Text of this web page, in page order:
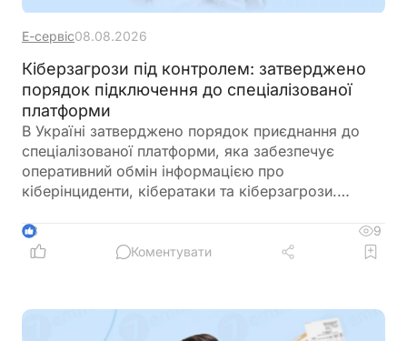
Е-сервіс08.08.2026
Кіберзагрози під контролем: затверджено
порядок підключення до спеціалізованої
платформи
В Україні затверджено порядок приєднання до
спеціалізованої платформи, яка забезпечує
оперативний обмін інформацією про
кіберінциденти, кібератаки та кіберзагрози.
між державними органами, операторами
критичної інфраструктури та іншими суб’єктами
3
9
Коментувати